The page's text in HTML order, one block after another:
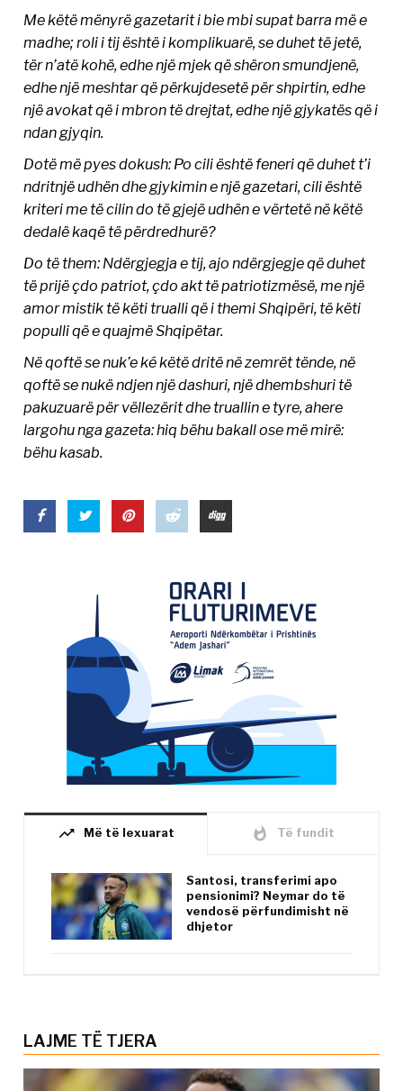
Me këtë mënyrë gazetarit i bie mbi supat barra më e
madhe; roli i tij është i komplikuarë, se duhet të jetë,
tër n’atë kohë, edhe një mjek që shëron smundjenë,
edhe një meshtar që përkujdesetë për shpirtin, edhe
një avokat që i mbron të drejtat, edhe një gjykatës që i
ndan gjyqin.
Dotë më pyes dokush: Po cili është feneri që duhet t’i
ndritnjë udhën dhe gjykimin e një gazetari, cili është
kriteri me të cilin do të gjejë udhën e vërtetë në këtë
dedalë kaqë të përdredhurë?
Do të them: Ndërgjegja e tij, ajo ndërgjegje që duhet
të prijë çdo patriot, çdo akt të patriotizmësë, me një
amor mistik të këti trualli që i themi Shqipëri, të këti
populli që e quajmë Shqipëtar.
Në qoftë se nuk’e ké këtë dritë në zemrët tënde, në
qoftë se nukë ndjen një dashuri, një dhembshuri të
pakuzuarë për vëllezërit dhe truallin e tyre, ahere
largohu nga gazeta: hiq bëhu bakall ose më mirë:
bëhu kasab.
trending_up Më të lexuarat whatshot Të fundit
Santosi, transferimi apo
pensionimi? Neymar do të
vendosë përfundimisht në
dhjetor
LAJME TË TJERA